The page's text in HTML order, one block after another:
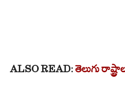
ALSO READ:తెలుగు